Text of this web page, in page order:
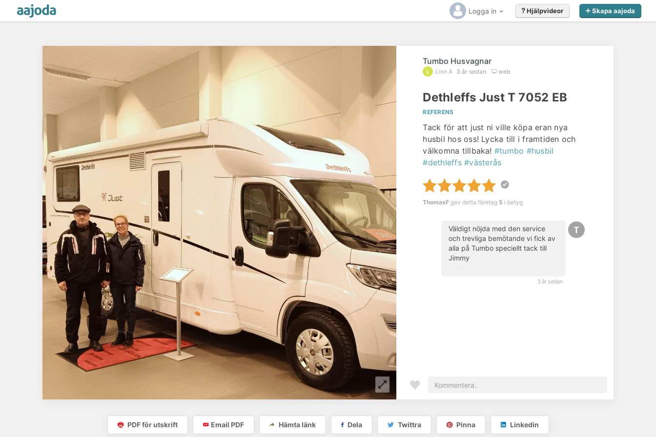
Logga in Skapa aajoda
Hjälpvideor
Tumbo Husvagnar
Linn A 3 år sedan web
Dethleffs Just T 7052 EB
REFERENS
Tack för att just ni ville köpa eran nya
husbil hos oss! Lycka till i framtiden och
välkomna tillbaka! #tumbo #husbil
#dethleffs #västerås
ThomasF gav detta företag 5 i betyg
Väldigt nöjda med den service
och trevliga bemötande vi fick av
alla på Tumbo speciellt tack till
Jimmy
3 år sedan
PDF för utskrift Email PDF Hämta länk Dela Twittra Pinna Linkedin